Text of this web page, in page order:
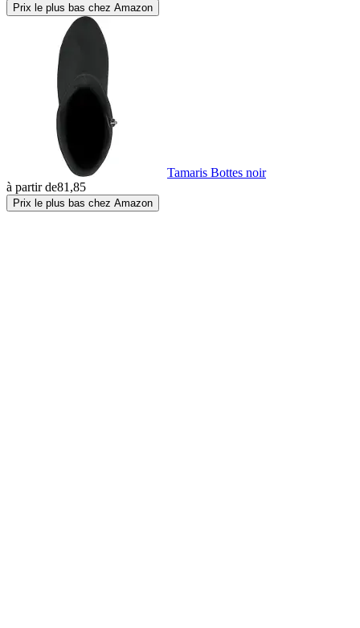
Prix le plus bas chez Amazon
Tamaris Bottes noir
à partir de81,85
Prix le plus bas chez Amazon